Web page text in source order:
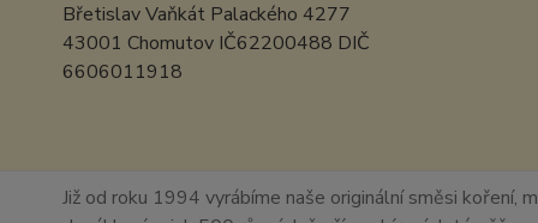
Břetislav Vaňkát Palackého 4277
43001 Chomutov IČ62200488 DIČ
6606011918
Již od roku 1994 vyrábíme naše originální směsi koření,